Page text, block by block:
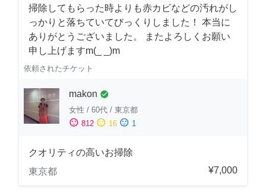
掃除してもらった時よりも赤カビなどの汚れがし
っかりと落ちていてびっくりしました！ 本当に
ありがとうございました。 またよろしくお願い
申し上げますm(_ _)m
依頼されたチケット
makon check_circle
女性 / 60代 / 東京都
sentiment_satisfied 812 sentiment_neutral 16 sentiment_dissatisfied 1
クオリティの高いお掃除
東京都
¥7,000